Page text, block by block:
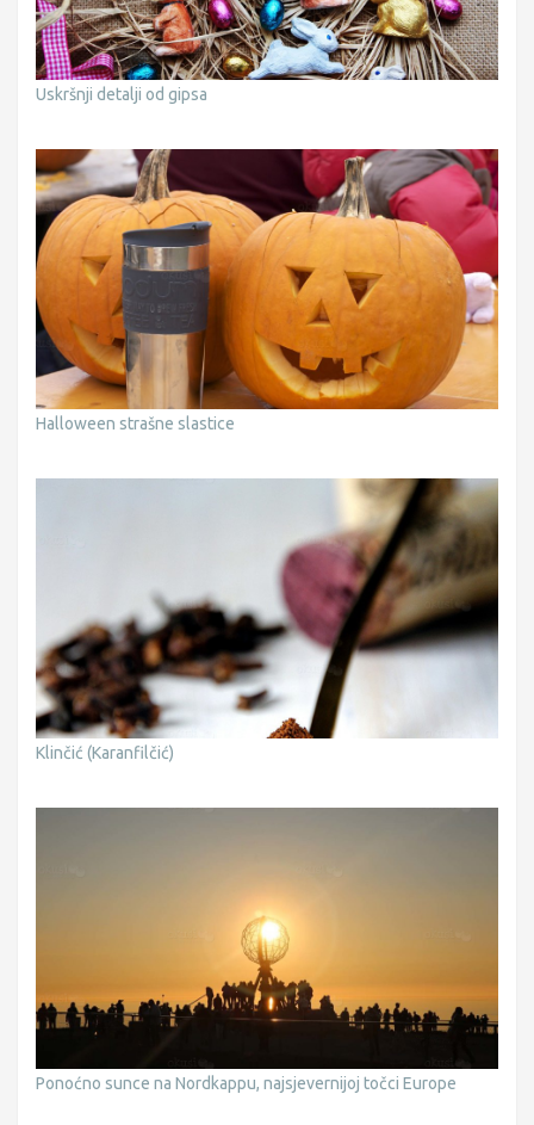
Uskršnji detalji od gipsa
Halloween strašne slastice
Klinčić (Karanfilčić)
Ponoćno sunce na Nordkappu, najsjevernijoj točci Europe